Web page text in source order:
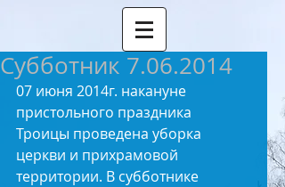
Субботник 7.06.2014
07 июня 2014г. накануне
пристольного праздника
Троицы проведена уборка
церкви и прихрамовой
территории. В субботнике